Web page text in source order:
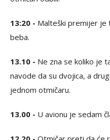
13:20 - Malteški premijer je
beba.
13.10 - Ne zna se koliko je
navode da su dvojica, a
jednom otmičaru.
13.00 - U avionu je sedam